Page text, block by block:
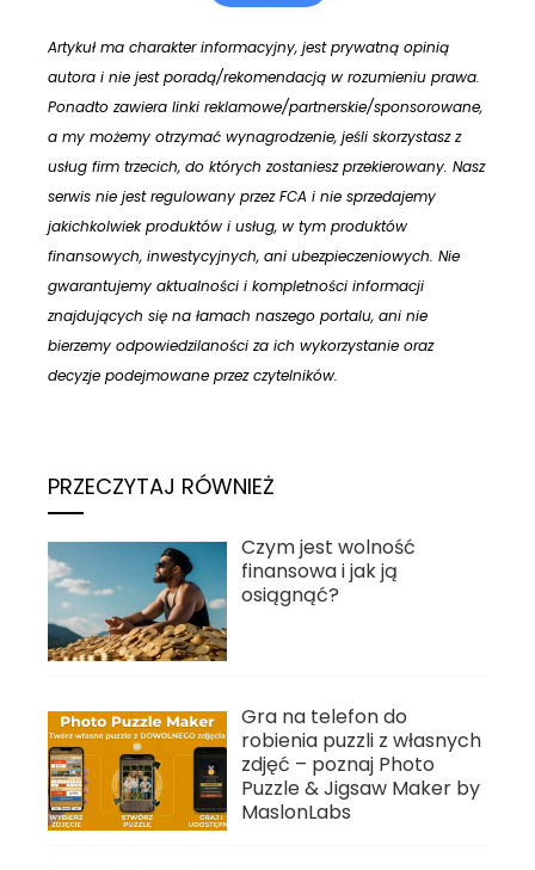
Artykuł ma charakter informacyjny, jest prywatną opinią
autora i nie jest poradą/rekomendacją w rozumieniu prawa.
Ponadto zawiera linki reklamowe/partnerskie/sponsorowane,
a my możemy otrzymać wynagrodzenie, jeśli skorzystasz z
usług firm trzecich, do których zostaniesz przekierowany. Nasz
serwis nie jest regulowany przez FCA i nie sprzedajemy
jakichkolwiek produktów i usług, w tym produktów
finansowych, inwestycyjnych, ani ubezpieczeniowych. Nie
gwarantujemy aktualności i kompletności informacji
znajdujących się na łamach naszego portalu, ani nie
bierzemy odpowiedzilaności za ich wykorzystanie oraz
decyzje podejmowane przez czytelników.
PRZECZYTAJ RÓWNIEŻ
Czym jest wolność
finansowa i jak ją
osiągnąć?
Gra na telefon do
robienia puzzli z własnych
zdjęć – poznaj Photo
Puzzle & Jigsaw Maker by
MaslonLabs